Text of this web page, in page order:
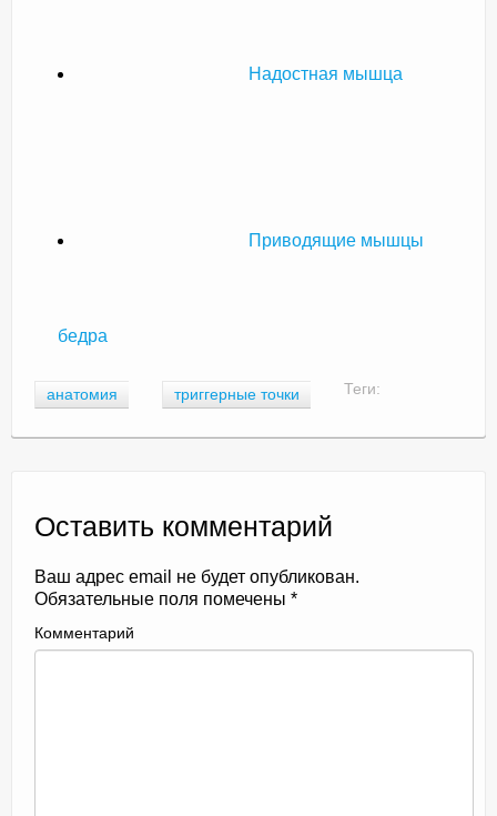
Надостная мышца
Приводящие мышцы
бедра
Теги:
анатомия триггерные точки
Оставить комментарий
Ваш адрес email не будет опубликован.
Обязательные поля помечены *
Комментарий